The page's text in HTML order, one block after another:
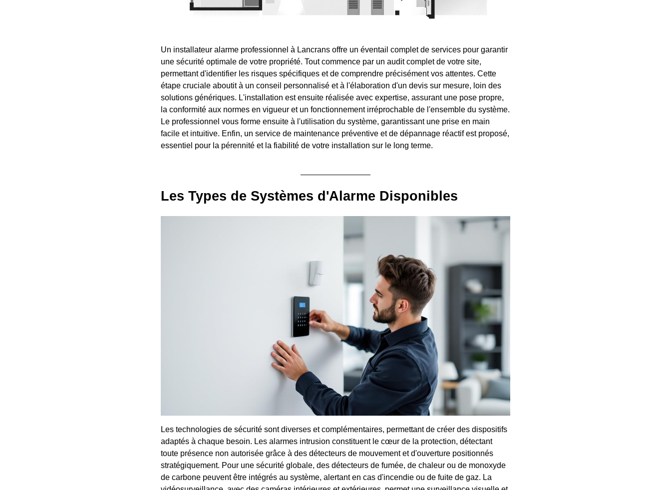
Un installateur alarme professionnel à Lancrans offre un éventail complet de services pour garantir
une sécurité optimale de votre propriété. Tout commence par un audit complet de votre site,
permettant d'identifier les risques spécifiques et de comprendre précisément vos attentes. Cette
étape cruciale aboutit à un conseil personnalisé et à l'élaboration d'un devis sur mesure, loin des
solutions génériques. L'installation est ensuite réalisée avec expertise, assurant une pose propre,
la conformité aux normes en vigueur et un fonctionnement irréprochable de l'ensemble du système.
Le professionnel vous forme ensuite à l'utilisation du système, garantissant une prise en main
facile et intuitive. Enfin, un service de maintenance préventive et de dépannage réactif est proposé,
essentiel pour la pérennité et la fiabilité de votre installation sur le long terme.
Les Types de Systèmes d'Alarme Disponibles
Les technologies de sécurité sont diverses et complémentaires, permettant de créer des dispositifs
adaptés à chaque besoin. Les alarmes intrusion constituent le cœur de la protection, détectant
toute présence non autorisée grâce à des détecteurs de mouvement et d'ouverture positionnés
stratégiquement. Pour une sécurité globale, des détecteurs de fumée, de chaleur ou de monoxyde
de carbone peuvent être intégrés au système, alertant en cas d'incendie ou de fuite de gaz. La